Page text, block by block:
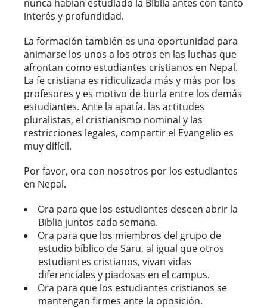
nunca habían estudiado la Biblia antes con tanto
interés y profundidad.
La formación también es una oportunidad para
animarse los unos a los otros en las luchas que
afrontan como estudiantes cristianos en Nepal.
La fe cristiana es ridiculizada más y más por los
profesores y es motivo de burla entre los demás
estudiantes. Ante la apatía, las actitudes
pluralistas, el cristianismo nominal y las
restricciones legales, compartir el Evangelio es
muy difícil.
Por favor, ora con nosotros por los estudiantes
en Nepal.
Ora para que los estudiantes deseen abrir la
Biblia juntos cada semana.
Ora para que los miembros del grupo de
estudio bíblico de Saru, al igual que otros
estudiantes cristianos, vivan vidas
diferenciales y piadosas en el campus.
Ora para que los estudiantes cristianos se
mantengan firmes ante la oposición.